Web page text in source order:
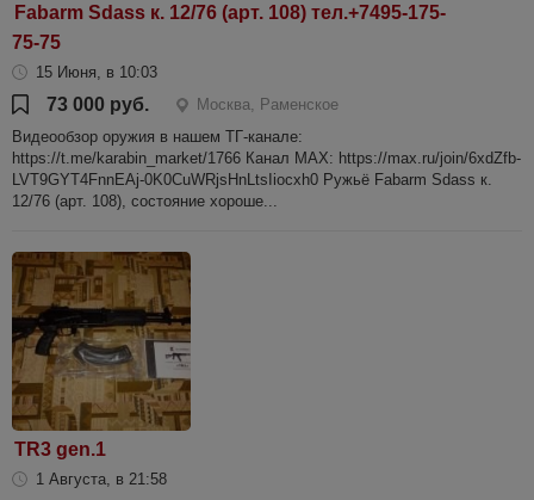
Fabarm Sdass к. 12/76 (арт. 108) тел.+7495-175-
75-75
15 Июня, в 10:03
73 000 руб.
Москва, Раменское
Видеообзор оружия в нашем ТГ-канале:
https://t.me/karabin_market/1766 Канал МАХ: https://max.ru/join/6xdZfb-
LVT9GYT4FnnEAj-0K0CuWRjsHnLtsIiocxh0 Ружьё Fabarm Sdass к.
12/76 (арт. 108), состояние хороше...
TR3 gen.1
1 Августа, в 21:58